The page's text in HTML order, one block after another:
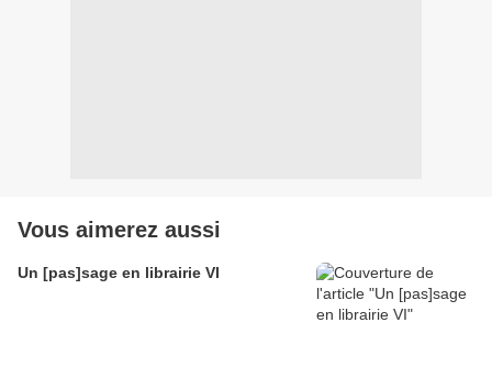
Vous aimerez aussi
Un [pas]sage en librairie VI